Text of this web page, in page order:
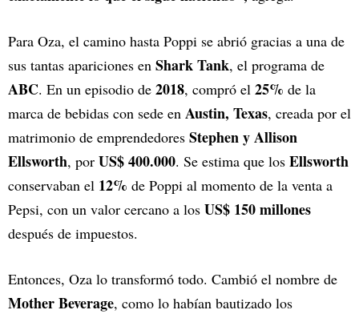
Para Oza, el camino hasta Poppi se abrió gracias a una de
sus tantas apariciones en Shark Tank, el programa de
ABC. En un episodio de 2018, compró el 25% de la
marca de bebidas con sede en Austin, Texas, creada por el
matrimonio de emprendedores Stephen y Allison
Ellsworth, por US$ 400.000. Se estima que los Ellsworth
conservaban el 12% de Poppi al momento de la venta a
Pepsi, con un valor cercano a los US$ 150 millones
después de impuestos.
Entonces, Oza lo transformó todo. Cambió el nombre de
Mother Beverage, como lo habían bautizado los